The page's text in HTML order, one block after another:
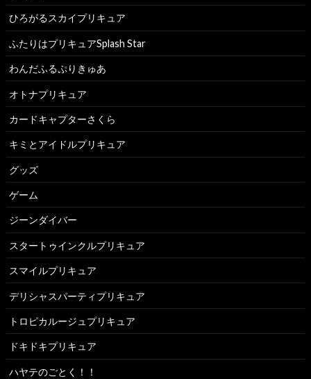
ひろがるスカイプリキュア
ふたりはプリキュアSplash Star
わんだふるぷりきゅあ
オトナプリキュア
カードキャプターさくら
キミとアイドルプリキュア
グッズ
ゲーム
ジーンダイバー
スタートゥインクルプリキュア
スマイルプリキュア
デリシャスパーティプリキュア
トロピカルージュプリキュア
ドキドキプリキュア
ハヤテのごとく！！